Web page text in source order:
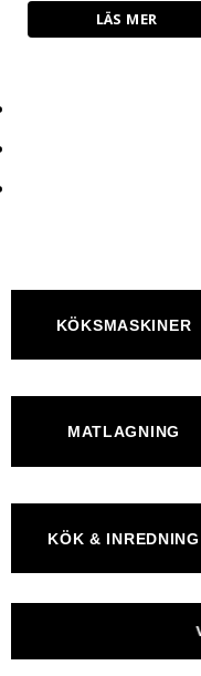
LÄS MER
KÖKSMASKINER
MATLAGNING
KÖK & INREDNING